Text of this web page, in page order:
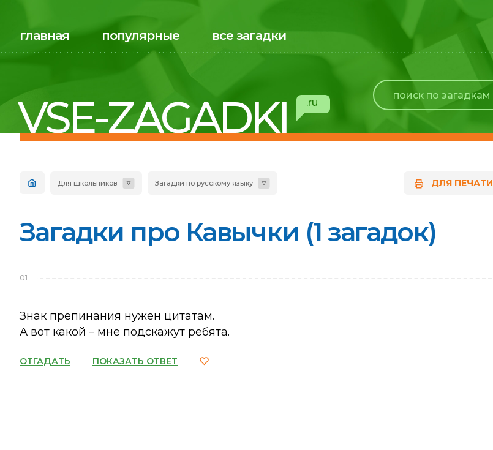
главная популярные все загадки
VSE-ZAGADKI .ru
Для школьников Загадки по русскому языку ДЛЯ ПЕЧАТИ
Загадки про Кавычки (1 загадок)
01
Знак препинания нужен цитатам.
А вот какой – мне подскажут ребята.
ОТГАДАТЬ ПОКАЗАТЬ ОТВЕТ